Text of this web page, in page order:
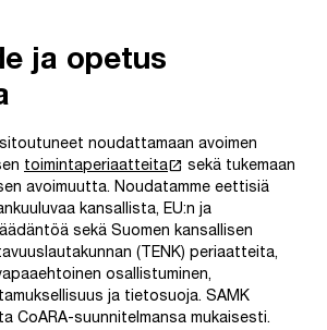
ja opetus
noudattamaan avoimen
toimintaperiaatteitalaunch sekä tukemaan
avoimuutta. Noudatamme eettisiä
kansallista, EU:n ja
sekä Suomen kansallisen
(TENK) periaatteita,
osallistuminen,
ja tietosuoja. SAMK
CoARA-suunnitelmansa mukaisesti.